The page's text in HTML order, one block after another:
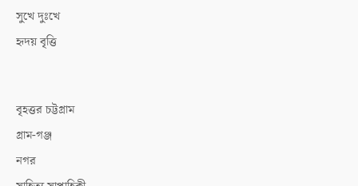
সুখে দুঃখে
হৃদয় বৃত্তি
বৃহত্তর চট্টগ্রাম
গ্রাম-গঞ্জ
নগর